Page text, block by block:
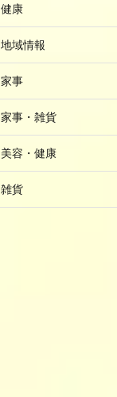
健康
地域情報
家事
家事・雑貨
美容・健康
雑貨